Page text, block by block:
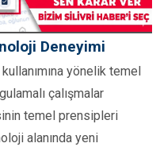
Deneyimi
yönelik temel
çalışmalar
temel prensipleri
alanında yeni